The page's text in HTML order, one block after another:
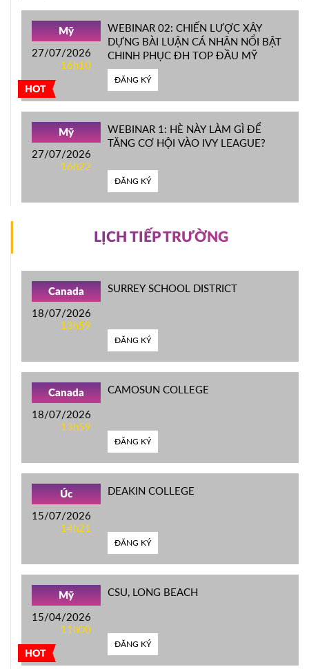
HOT
Mỹ
27/07/2026
16h10
WEBINAR 02: CHIẾN LƯỢC XÂY
DỰNG BÀI LUẬN CÁ NHÂN NỔI BẬT
CHINH PHỤC ĐH TOP ĐẦU MỸ
ĐĂNG KÝ
Mỹ
27/07/2026
16h22
WEBINAR 1: HÈ NÀY LÀM GÌ ĐỂ
TĂNG CƠ HỘI VÀO IVY LEAGUE?
ĐĂNG KÝ
LỊCH TIẾP TRƯỜNG
Canada
18/07/2026
13h59
SURREY SCHOOL DISTRICT
ĐĂNG KÝ
Canada
18/07/2026
13h59
CAMOSUN COLLEGE
ĐĂNG KÝ
Úc
15/07/2026
14h21
DEAKIN COLLEGE
ĐĂNG KÝ
HOT
Mỹ
15/04/2026
11h00
CSU, LONG BEACH
ĐĂNG KÝ